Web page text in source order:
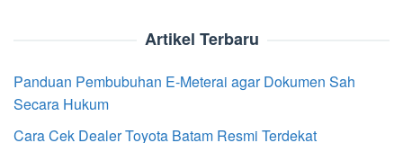
Artikel Terbaru
Panduan Pembubuhan E-Meterai agar Dokumen Sah
Secara Hukum
Cara Cek Dealer Toyota Batam Resmi Terdekat